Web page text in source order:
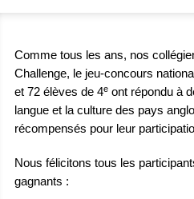
Comme tous les ans, nos
Challenge, le jeu-concours
et 72 élèves de 4e ont répondu à
langue et la culture des pays
récompensés pour leur
Nous félicitons tous les
gagnants :